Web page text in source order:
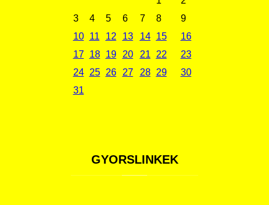
3
4 5 6 7 8
9
10
11 12 13 14 15
16
17
18 19 20 21 22
23
24 25 26 27 28 29
30
31
GYORSLINKEK